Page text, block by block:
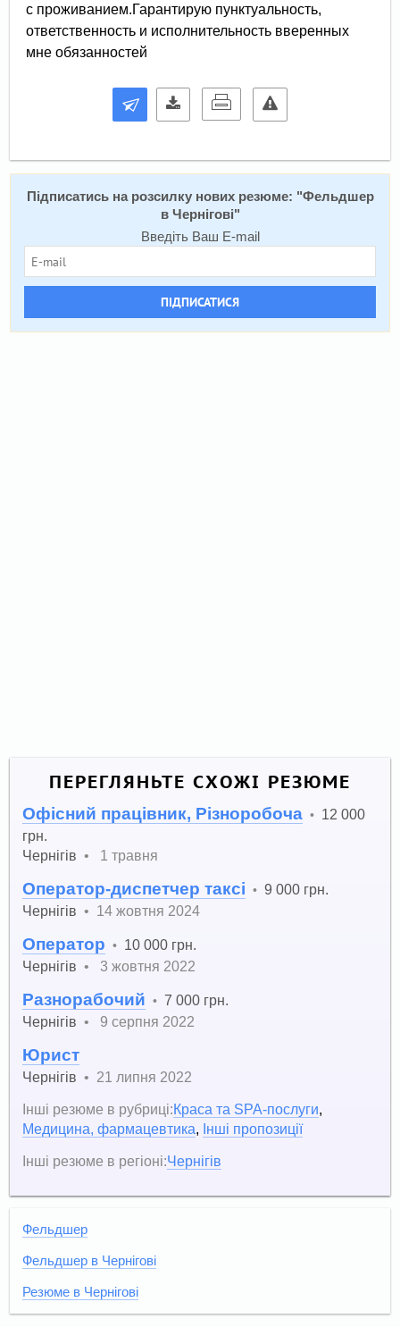
с проживанием.Гарантирую пунктуальность,
ответственность и исполнительность вверенных
мне обязанностей
Підписатись на розсилку нових резюме: "Фельдшер
в Чернігові"
Введіть Ваш E-mail
ПІДПИСАТИСЯ
ПЕРЕГЛЯНЬТЕ СХОЖІ РЕЗЮМЕ
Офісний працівник, Різноробоча • 12 000
грн.
Чернігів • 1 травня
Оператор-диспетчер таксі •9 000 грн.
Чернігів • 14 жовтня 2024
Оператор • 10 000 грн.
Чернігів • 3 жовтня 2022
Разнорабочий • 7 000 грн.
Чернігів • 9 серпня 2022
Юрист
Чернігів • 21 липня 2022
Інші резюме в рубриці:Краса та SPA-послуги,
Медицина, фармацевтика, Інші пропозиції
Інші резюме в регіоні:Чернігів
Фельдшер
Фельдшер в Чернігові
Резюме в Чернігові